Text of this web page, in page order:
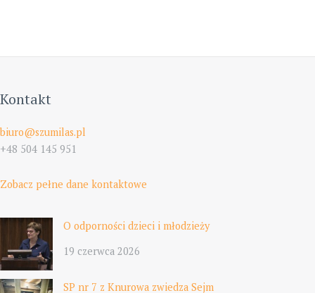
Kontakt
biuro@szumilas.pl
+48 504 145 951
Zobacz pełne dane kontaktowe
O odporności dzieci i młodzieży
19 czerwca 2026
SP nr 7 z Knurowa zwiedza Sejm